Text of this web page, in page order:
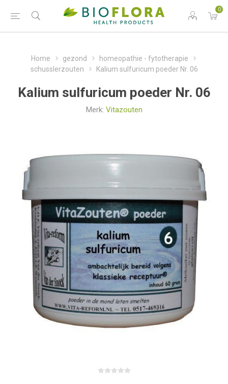
0
Home gezond
homeopathie - fytotherapie
schusslerzouten
Kalium sulfuricum poeder Nr. 06
Kalium sulfuricum poeder Nr. 06
Merk: Vitazouten